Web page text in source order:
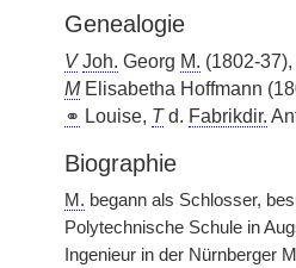
Genealogie
V Joh. Georg M. (1802-
MElisabetha Hoffmann
⚭ Louise, Td. Fabrikdir.
Biographie
M. begann als Schlosser,
Polytechnische Schule in
Ingenieur in der Nürnberger